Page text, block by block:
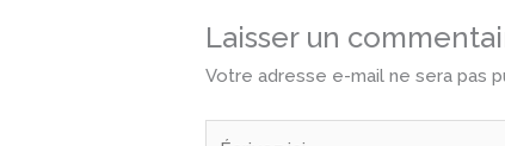
Laisser un
Votre adresse e-mail ne sera pas
Écrivez